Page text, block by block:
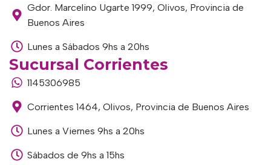
Gdor. Marcelino Ugarte 1999, Olivos, Provincia de
Buenos Aires
Lunes a Sábados 9hs a 20hs
Sucursal Corrientes
1145306985
Corrientes 1464, Olivos, Provincia de Buenos Aires
Lunes a Viernes 9hs a 20hs
Sábados de 9hs a 15hs